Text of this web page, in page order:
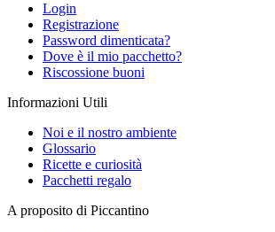
Login
Registrazione
Password dimenticata?
Dove è il mio pacchetto?
Riscossione buoni
Informazioni Utili
Noi e il nostro ambiente
Glossario
Ricette e curiosità
Pacchetti regalo
A proposito di Piccantino